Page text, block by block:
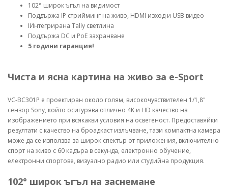
102° широк ъгъл на видимост
Поддържа IP стрийминг на живо, HDMI изход и USB видео
IИнтегрирана Tally светлина
Поддържа DC и PoE захранване
5 години гаранция!
Чиста и ясна картина на живо за e-Sport
VC-BC301P е проектиран около голям, високочувствителен 1/1,8"
сензор Sony, който осигурява отлично 4K и HD качество на
изображението при всякакви условия на осветеност. Предоставяйки
резултати с качество на броадкаст излъчване, тази компактна камера
може да се използва за широк спектър от приложения, включително
спорт на живо с 60 кадъра в секунда, електронно обучение,
електронни спортове, визуално радио или студийна продукция.
102° широк ъгъл на заснемане